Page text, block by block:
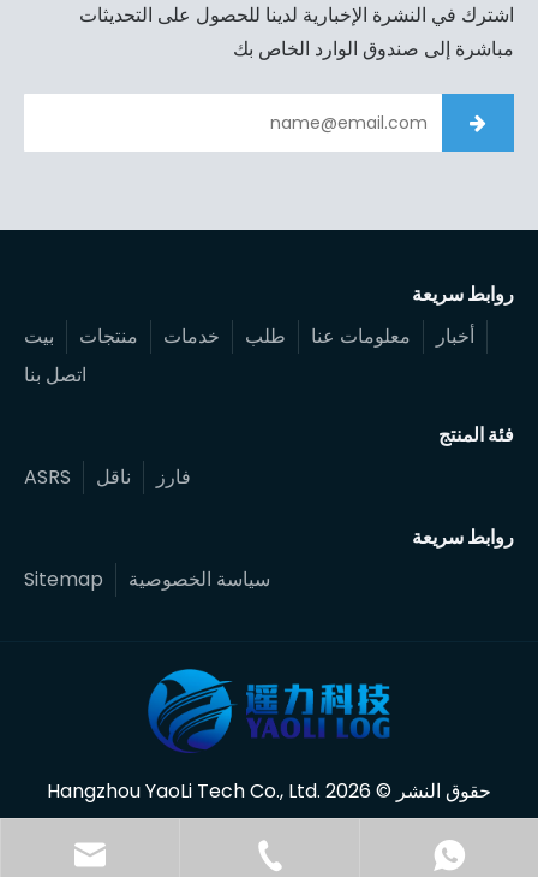
اشترك في النشرة الإخبارية لدينا للحصول على التحديثات
مباشرة إلى صندوق الوارد الخاص بك
روابط سريعة
بيت
منتجات خدمات طلب معلومات عنا
أخبار
اتصل بنا
فئة المنتج
ASRS
ناقل فارز
روابط سريعة
Sitemap
سياسة الخصوصية
حقوق النشر ©2026
.Hangzhou YaoLi Tech Co., Ltd